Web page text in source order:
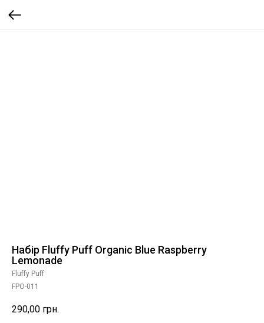
Набір Fluffy Puff Organic Blue Raspberry
Lemonade
Fluffy Puff
FPO-011
290,00 грн.